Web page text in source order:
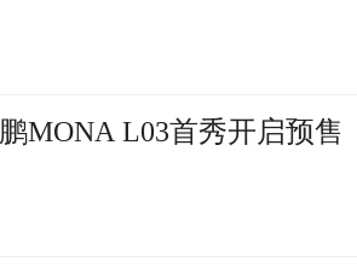
MONA L03首秀开启预售